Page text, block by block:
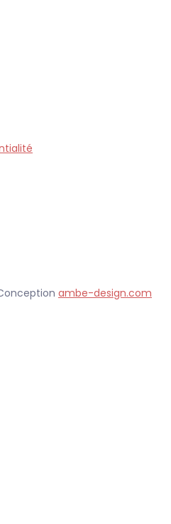
ambe-design.com